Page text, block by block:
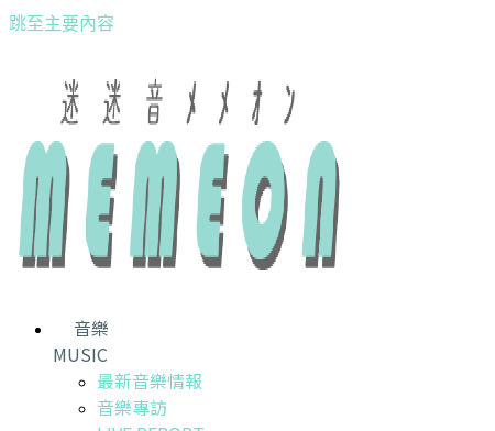
跳至主要內容
音樂
MUSIC
最新音樂情報
音樂專訪